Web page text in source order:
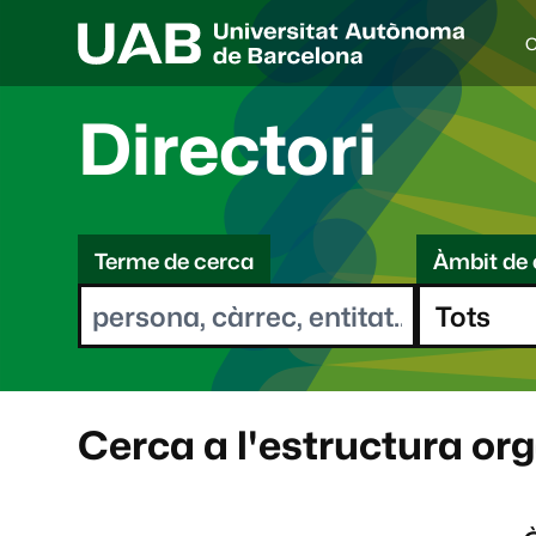
I
d
i
a
e
l
e
o
t
Directori
C
eTerme de cerca Àmbit de
Cerca a l'estructura